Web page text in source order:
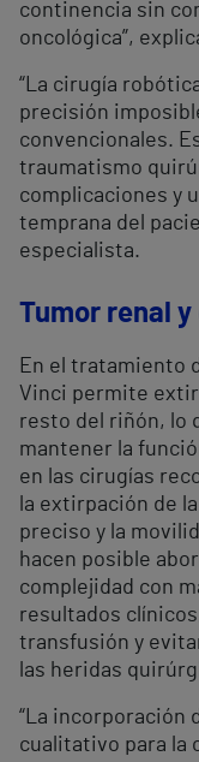
continencia sin
oncológica”,
“La cirugía
precisión
convencionales.
traumatismo
complicaciones y
temprana del
especialista.
Tumor renal y
En el tratamiento
Vinci permite
resto del riñón, lo
mantener la
en las cirugías
la extirpación de
preciso y la
hacen posible
complejidad con
resultados
transfusión y
las heridas
“La incorporación
cualitativo para la